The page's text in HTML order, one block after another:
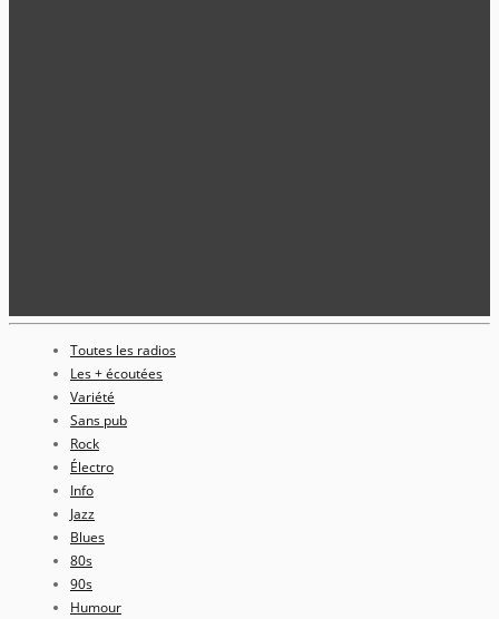
Toutes les radios
Les + écoutées
Variété
Sans pub
Rock
Électro
Info
Jazz
Blues
80s
90s
Humour